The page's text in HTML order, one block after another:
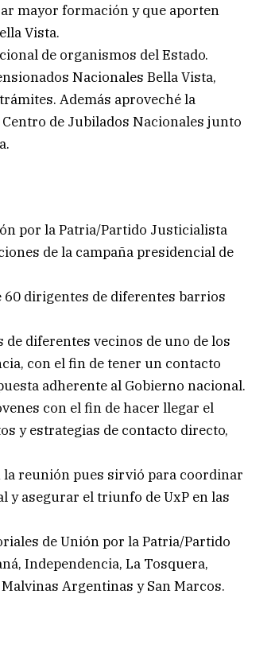
mayor formación y que aporten
Vista.
de organismos del Estado.
Nacionales Bella Vista,
Además aproveché la
de Jubilados Nacionales junto
por la Patria/Partido Justicialista
de la campaña presidencial de
60 dirigentes de diferentes barrios
diferentes vecinos de uno de los
con el fin de tener un contacto
adherente al Gobierno nacional.
con el fin de hacer llegar el
y estrategias de contacto directo,
reunión pues sirvió para coordinar
y asegurar el triunfo de UxP en las
de Unión por la Patria/Partido
Independencia, La Tosquera,
Argentinas y San Marcos.